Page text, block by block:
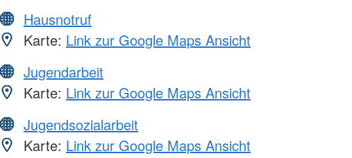
Hausnotruf
Karte: Link zur Google Maps Ansicht
Jugendarbeit
Karte: Link zur Google Maps Ansicht
Jugendsozialarbeit
Karte: Link zur Google Maps Ansicht